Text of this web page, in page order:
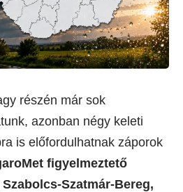
részén már sok
azonban négy keleti
is előfordulhatnak záporok
figyelmeztető
Szatmár-Bereg,